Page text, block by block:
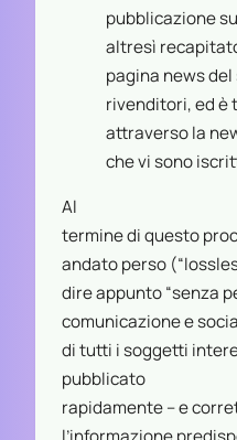
pubblicazione
altresì
pagina news
rivenditori, ed è
attraverso la
che vi sono
Al
termine di questo
andato perso
dire appunto “senza
comunicazione e
di tutti i soggetti
pubblicato
rapidamente – e